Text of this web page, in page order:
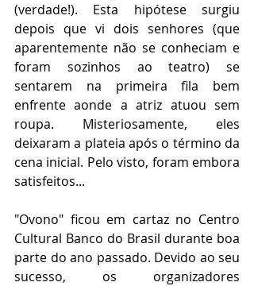
(verdade!). Esta hipótese surgiu
depois que vi dois senhores (que
aparentemente não se conheciam e
foram sozinhos ao teatro) se
sentarem na primeira fila bem
enfrente aonde a atriz atuou sem
roupa. Misteriosamente, eles
deixaram a plateia após o término da
cena inicial. Pelo visto, foram embora
satisfeitos...
"Ovono" ficou em cartaz no Centro
Cultural Banco do Brasil durante boa
parte do ano passado. Devido ao seu
sucesso, os organizadores